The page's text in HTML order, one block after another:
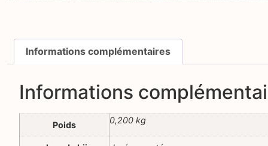
Informations complémentaires
Informations
Poids 0,200 kg